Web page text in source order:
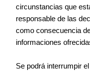
circunstancias que
responsable de las
como consecuencia
informaciones
Se podrá interrumpir